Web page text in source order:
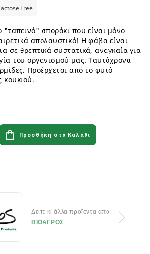
Free
σποράκι που είναι μόνο
απολαυστικό! Η φάβα είναι
σε θρεπτικά συστατικά, αναγκαία για
του οργανισμού μας. Ταυτόχρονα
Προέρχεται από το φυτό
κουκιού.
Προσθήκη στο Καλάθι
Δείτε κι άλλα προϊόντα απο
ΒΙΟΑΓΡΟΣ